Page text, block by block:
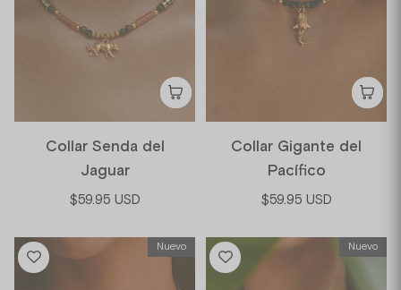
Collar Senda del
Jaguar
$59.95 USD
Collar Gigante del
Pacífico
$59.95 USD
Nuevo Nuevo